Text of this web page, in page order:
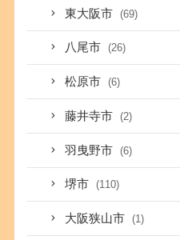
東大阪市 (69)
八尾市 (26)
松原市 (6)
藤井寺市 (2)
羽曳野市 (6)
堺市 (110)
大阪狭山市 (1)